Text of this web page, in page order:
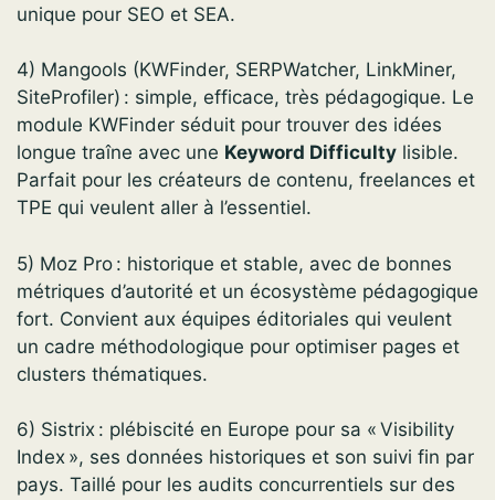
unique pour SEO et SEA.
4) Mangools (KWFinder, SERPWatcher, LinkMiner,
SiteProfiler) : simple, efficace, très pédagogique. Le
module KWFinder séduit pour trouver des idées
longue traîne avec une Keyword Difficulty lisible.
Parfait pour les créateurs de contenu, freelances et
TPE qui veulent aller à l’essentiel.
5) Moz Pro : historique et stable, avec de bonnes
métriques d’autorité et un écosystème pédagogique
fort. Convient aux équipes éditoriales qui veulent
un cadre méthodologique pour optimiser pages et
clusters thématiques.
6) Sistrix : plébiscité en Europe pour sa « Visibility
Index », ses données historiques et son suivi fin par
pays. Taillé pour les audits concurrentiels sur des